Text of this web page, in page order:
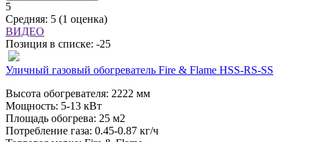
5
Средняя: 5 (1 оценка)
ВИДЕО
Позиция в списке: -25
Уличный газовый обогреватель Fire & Flame HSS-RS-SS
Высота обогревателя: 2222 мм
Мощность: 5-13 кВт
Площадь обогрева: 25 м2
Потребление газа: 0.45-0.87 кг/ч